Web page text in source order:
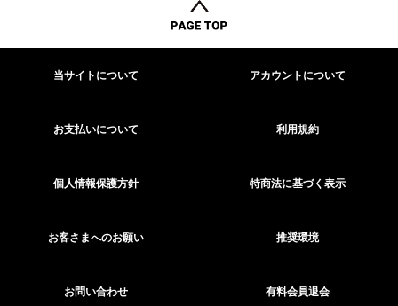
当サイトについて アカウントについて
お支払いについて 利用規約
個人情報保護方針 特商法に基づく表示
お客さまへのお願い 推奨環境
お問い合わせ 有料会員退会